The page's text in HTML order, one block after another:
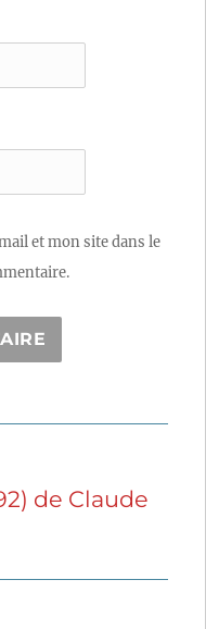
et mon site dans le
de Claude